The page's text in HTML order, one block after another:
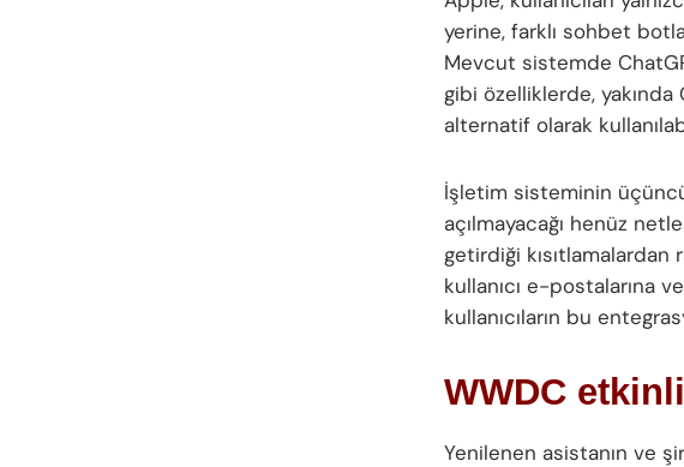
yerine, farklı sohbet
Mevcut sistemde
gibi özelliklerde,
alternatif olarak
İşletim sisteminin
açılmayacağı henüz
getirdiği kısıtlamalardan
kullanıcı e-postalarına
kullanıcıların bu
WWDC
Yenilenen asistanın ve